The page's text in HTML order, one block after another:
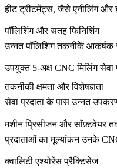
हीट ट्रीटमेंट्स, जैसे एनीलिंग और
पॉलिशिंग और सतह फिनिशिंग
उन्नत पॉलिशिंग तकनीकें आकर्षक
उपयुक्त 5-अक्ष CNC मिलिंग
तकनीकी क्षमता और विशेषज्ञता
सेवा प्रदाता के पास उन्नत
मशीन प्रिसीजन और सॉफ़्टवेयर
प्रदाताओं का मूल्यांकन उनके
क्वालिटी एश्योरेंस प्रैक्टिसेज